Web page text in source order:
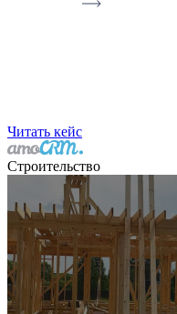
Читать кейс
Строительство